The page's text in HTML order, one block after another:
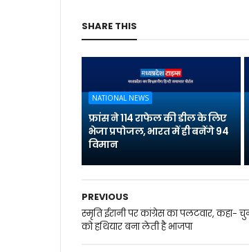
SHARE THIS
NATIONAL NEWS
फ्रांस ने 114 राफेल की डील के लिए
भेजा प्रपोजल, भारत में ही बनेंगे 94
विमान
PREVIOUS
स्मृति ईरानी पर कांग्रेस का पलटवार, कहा-
को हथियार बना लेती है भाजपा